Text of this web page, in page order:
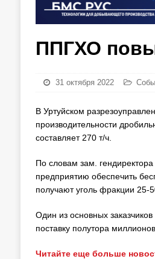
ППГХО
31 октября 2022
В Уртуйском
производительности
составляет 270 т/ч.
По словам зам.
предприятию обеспечить
получают уголь фракции 25-
Один из основных
поставку полутора
Читайте еще больше